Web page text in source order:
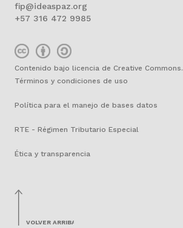
fip@ideaspaz.org
+57 316 472 9985
Contenido bajo licencia de Creative Commons.
Términos y condiciones de uso
Política para el manejo de bases datos
RTE - Régimen Tributario Especial
Ética y transparencia
VOLVER ARRIBA